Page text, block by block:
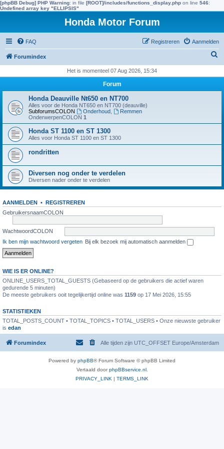
[phpBB Debug] PHP Warning: in file [ROOT]/includes/functions_display.php on line 546:
Undefined array key "ELLIPSIS"
Honda Motor Forum
FAQ Aanmelden
Registreren
Forumindex
k
Het is momenteel 07 Aug 2026, 15:34
Forum
Honda Deauville Nt650 en NT700
Alles voor de Honda NT650 en NT700 (deauville)
SubforumsCOLON
Onderhoud,
Remmen
OnderwerpenCOLON 1
Honda ST 1100 en ST 1300
Alles voor Honda ST 1100 en ST 1300
rondritten
Diversen nog onder te verdelen
Diversen nader onder te verdelen
AANMELDEN • REGISTREREN
GebruikersnaamCOLON
WachtwoordCOLON
Ik ben mijn wachtwoord vergeten Bij elk bezoek mij automatisch aanmelden
WIE IS ER ONLINE?
ONLINE_USERS_TOTAL_GUESTS (Gebaseerd op de gebruikers die actief waren
gedurende 5 minuten)
De meeste gebruikers ooit tegelijkertijd online was 1159 op 17 Mei 2026, 15:55
STATISTIEKEN
TOTAL_POSTS_COUNT • TOTAL_TOPICS • TOTAL_USERS • Onze nieuwste gebruiker
is edan
Forumindex Alle tijden zijn UTC_OFFSET Europe/Amsterdam
Powered by phpBB® Forum Software © phpBB Limited
Vertaald doorphpBBservice.nl.
PRIVACY_LINK | TERMS_LINK